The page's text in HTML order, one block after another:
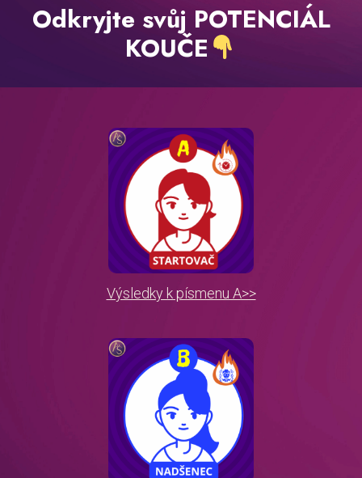
Odkryjte svůj POTENCIÁL
KOUČE
Výsledky k písmenu A>>